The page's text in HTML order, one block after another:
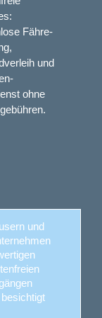
Fähre-
und
ohne
und